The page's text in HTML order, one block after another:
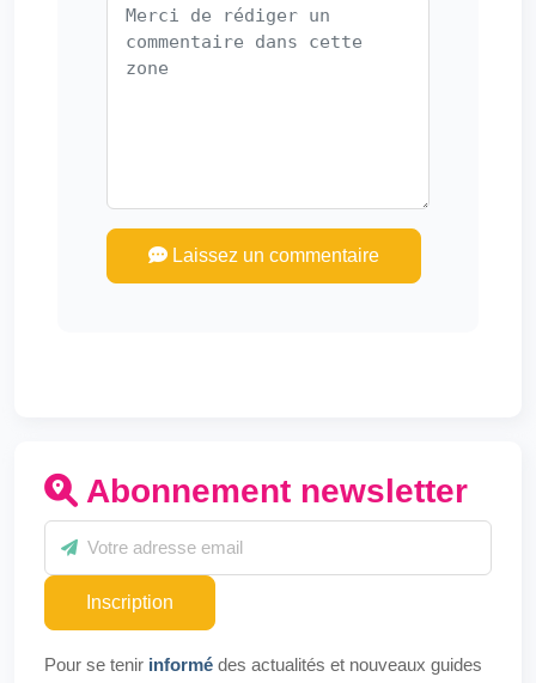
Laissez un commentaire
Abonnement newsletter
Inscription
Pour se tenir informé des actualités et nouveaux guides